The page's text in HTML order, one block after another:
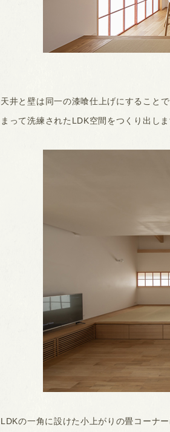
天井と壁は同一の漆喰仕上げにすること
まって洗練されたLDK空間をつくり出しま
LDKの一角に設けた小上がりの畳コーナ